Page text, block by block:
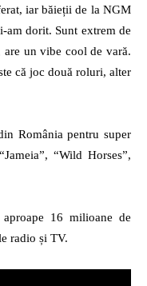
iar băieții de la NGM
am dorit. Sunt extrem de
are un vibe cool de vară.
că joc două roluri, alter
România pentru super
“Wild Horses”,
16 milioane de
radio și TV.